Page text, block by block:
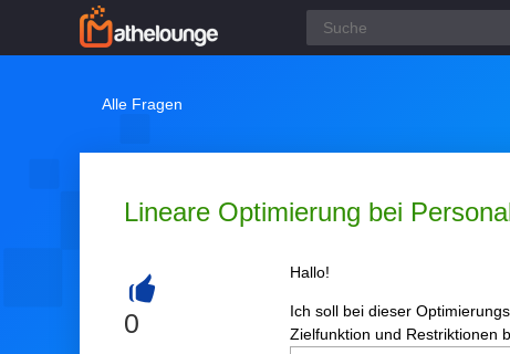
Alle Fragen
Lineare Optimierung bei
+
0
Hallo!
Ich soll bei dieser
Zielfunktion und Restriktionen